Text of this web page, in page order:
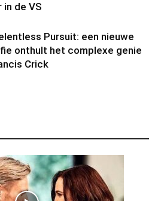
in de VS
Pursuit: een nieuwe
onthult het complexe genie
Crick